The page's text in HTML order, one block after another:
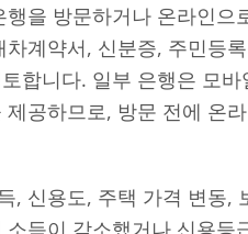
을 방문하거나 온라인
계약서, 신분증, 주민등
합니다. 일부 은행은 모
공하므로, 방문 전에 온
, 신용도, 주택 가격 변동,
득이 감소했거나 신용